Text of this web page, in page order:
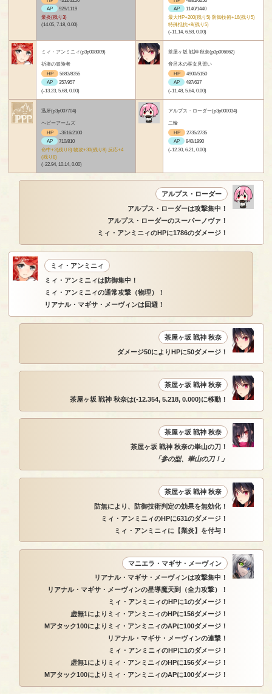
AP
929/1119
業炎(残り3)
(14.05, 7.18, 0.00)
AP
1140/1440
最大HP+200(残り5) 防御技術+16(残り5)
特殊抵抗+8(残り5)
(-11.14, 6.58, 0.00)
ミィ・アンミニィ(p3p008009)
祈捧の冒険者
HP
5883/8355
AP
357/957
(-13.23, 5.68, 0.00)
茶屋ヶ坂 戦神 秋奈(p3p006862)
音呂木の巫女見習い
HP
4900/5150
AP
487/637
(-11.48, 5.64, 0.00)
迅牙(p3p007704)
ヘビーアームズ
HP
-3616/2100
AP
710/810
命中+2(残り8) 物攻+30(残り8) 反応+4
(残り8)
(-22.94, 10.14, 0.00)
アルプス・ローダー(p3p000034)
二輪
HP
2735/2735
AP
840/1990
(-12.30, 6.21, 0.00)
アルプス・ローダー
アルプス・ローダーは攻撃集中！
アルプス・ローダーのスーパーノヴァ！
ミィ・アンミニィのHPに1786のダメージ！
ミィ・アンミニィ
ミィ・アンミニィは防御集中！
ミィ・アンミニィの通常攻撃（物理）！
リアナル・マギサ・メーヴィンは回避！
茶屋ヶ坂 戦神 秋奈
ダメージ50によりHPに50ダメージ！
茶屋ヶ坂 戦神 秋奈
茶屋ヶ坂 戦神 秋奈は(-12.354, 5.218, 0.000)に移動！
茶屋ヶ坂 戦神 秋奈
茶屋ヶ坂 戦神 秋奈の崋山の刀！
「参の型、崋山の刀！」
茶屋ヶ坂 戦神 秋奈
防無により、防御技術判定の効果を無効化！
ミィ・アンミニィのHPに631のダメージ！
ミィ・アンミニィに【業炎】を付与！
マニエラ・マギサ・メーヴィン
リアナル・マギサ・メーヴィンは攻撃集中！
リアナル・マギサ・メーヴィンの星導魔天到（全力攻撃）！
ミィ・アンミニィのHPに1のダメージ！
虚無1によりミィ・アンミニィのHPに156ダメージ！
Mアタック100によりミィ・アンミニィのAPに100ダメージ！
リアナル・マギサ・メーヴィンの連撃！
ミィ・アンミニィのHPに1のダメージ！
虚無1によりミィ・アンミニィのHPに156ダメージ！
Mアタック100によりミィ・アンミニィのAPに100ダメージ！